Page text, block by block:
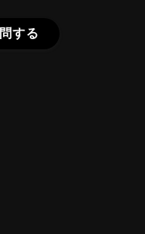
ことがなにより
心から外へ広
する